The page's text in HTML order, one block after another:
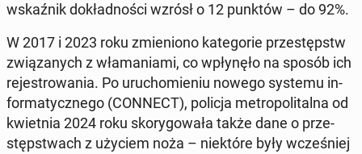
wskaź­nik do­kład­no­ści wzrósł o 12 punktów – do 92%.
W 2017 i 2023 roku zmie­nio­no ka­te­go­rie prze­stępstw
zwią­za­nych z wła­ma­nia­mi, co wpły­nę­ło na sposób ich
re­je­stro­wa­nia. Po uru­cho­mie­niu nowego systemu in­
for­ma­tycz­ne­go (CONNECT), policja me­tro­po­li­tal­na od
kwiet­nia 2024 roku sko­ry­go­wa­ła także dane o prze­
stęp­stwach z użyciem noża – nie­któ­re były wcze­śniej